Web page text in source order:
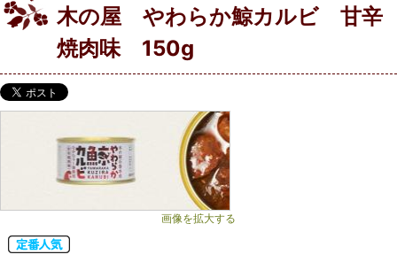
木の屋 やわらか鯨カルビ 甘辛
焼肉味 150g
画像を拡大する